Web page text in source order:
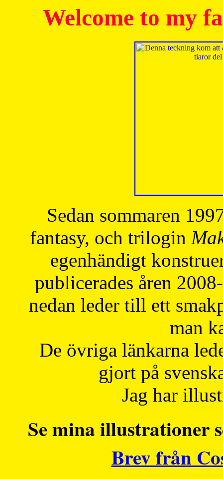
Welcome to my
Sedan sommaren
fantasy, och trilogin
egenhändigt
publicerades åren
nedan leder till ett
man
De övriga länkarna
gjort på
Jag har
Se mina illustrationer
Brev från